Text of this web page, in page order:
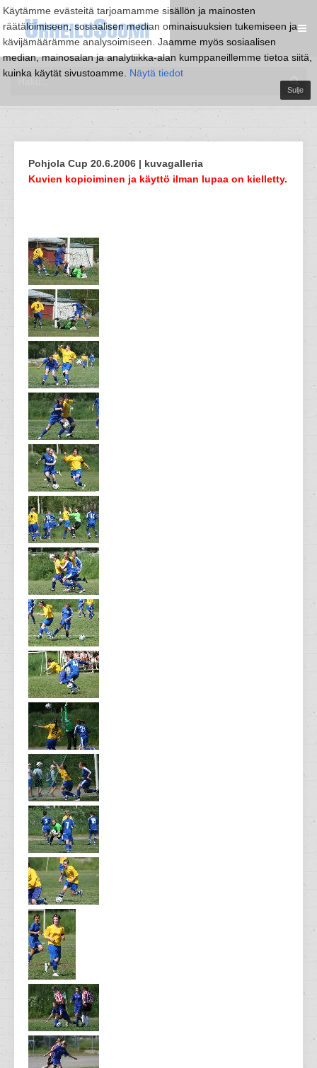
Käytämme evästeitä tarjoamamme sisällön ja mainosten
räätälöimiseen, sosiaalisen median ominaisuuksien tukemiseen ja
kävijämäärämme analysoimiseen. Jaamme myös sosiaalisen
median, mainosalan ja analytiikka-alan kumppaneillemme tietoa siitä,
kuinka käytät sivustoamme. Näytä tiedot
Sulje
Pohjola Cup 20.6.2006 | kuvagalleria
Kuvien kopioiminen ja käyttö ilman lupaa on kielletty.